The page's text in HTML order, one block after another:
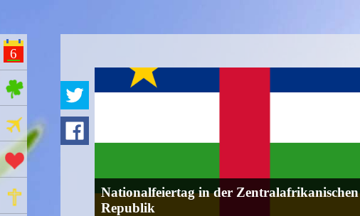
6
ges Feiertage
Ferien
Aktionstage
GedenktageNationalfeiertag in der Zentralafrikanischen
Republik